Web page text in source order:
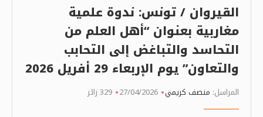
القيروان / تونس: ندوة علمية
مغاربية بعنوان “أهل العلم من
التحاسد والتباغض إلى التحابب
والتعاون” يوم الإربعاء 29 أفريل 2026
المراسل: منصف كريمي 27/04/2026 329 زائر